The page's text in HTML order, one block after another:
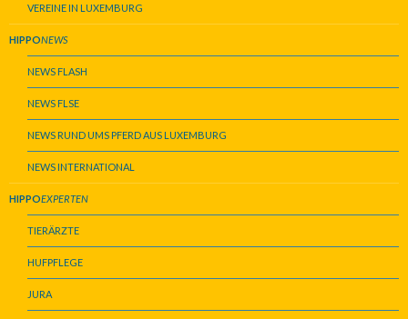
VEREINE IN LUXEMBURG
HIPPONEWS
NEWS FLASH
NEWS FLSE
NEWS RUND UMS PFERD AUS LUXEMBURG
NEWS INTERNATIONAL
HIPPOEXPERTEN
TIERÄRZTE
HUFPFLEGE
JURA